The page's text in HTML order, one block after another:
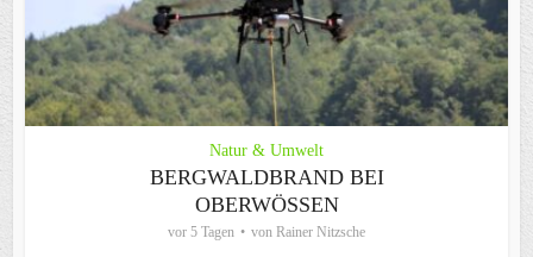
Natur & Umwelt
BERGWALDBRAND BEI
OBERWÖSSEN
vor 5 Tagen von Rainer Nitzsche